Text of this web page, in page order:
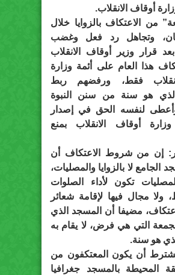
أوقاف الانقلاب.
من الاعتكاف بالزوايا خلال
وتجاهل رد فعل وغضب
بعد قرار وزير أوقاف الانقلاب
هذا العام على أئمة وزارة
فقط، ورفضهم ربط
الذي هو سنة من سنن النبوة
وأعطى لنفسه الحق في إصدار
أوقاف الانقلاب بمنع
إن من شروط الاعتكاف أن
الجامع لا بالزوايا والمصليات،
تكون لأداء الصلوات
ولا مجال فيها لإقامة شعائر
مضيفا أن المسجد الذي
التي هي فرض، لا يقام به
هو سنة.
أن يكون المعتكفون من
المحيطة بالمسجد جغرافيا